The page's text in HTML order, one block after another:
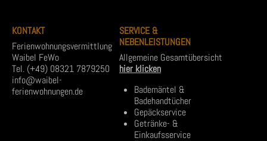
KONTAKT
Ferienwohnungsvermittlung
Waibel FeWo
Tel. (+49) 08321 7879250
info@waibel-
ferienwohnungen.de
SERVICE &
NEBENLEISTUNGEN
Allgemeine Gesamtübersicht
hier klicken
Bademäntel &
Badehandtücher
Gepäckservice
Getränke- &
Einkaufsservice